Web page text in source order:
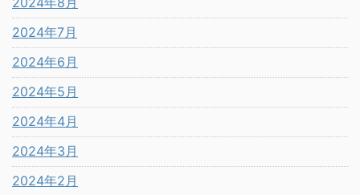
2024年7月
2024年6月
2024年5月
2024年4月
2024年3月
2024年2月